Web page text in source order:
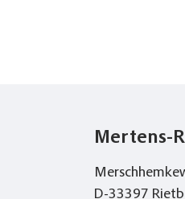
Mertens-
D-33397